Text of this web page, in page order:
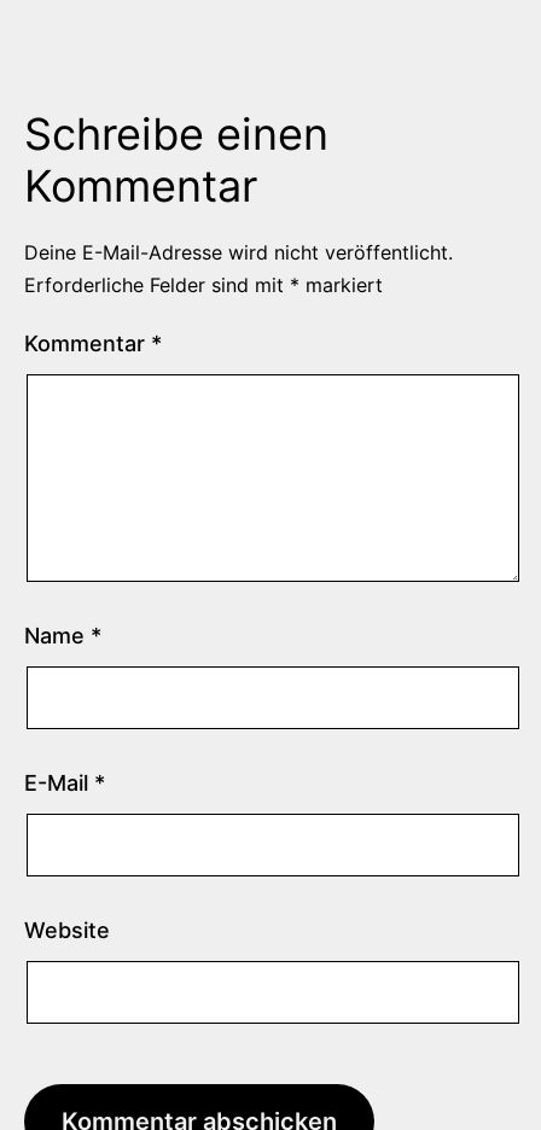
Schreibe einen
Kommentar
Deine E-Mail-Adresse wird nicht veröffentlicht.
Erforderliche Felder sind mit * markiert
Kommentar *
Name *
E-Mail *
Website